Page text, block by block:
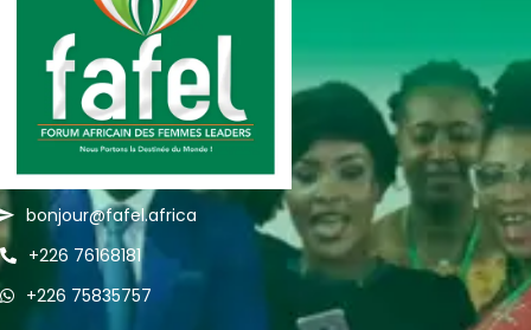
bonjour@fafel.africa
+226 76168181
+226 75835757